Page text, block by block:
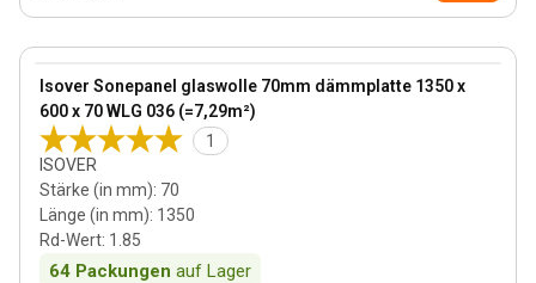
Isover Sonepanel glaswolle 70mm dämmplatte 1350 x
600 x 70 WLG 036 (=7,29m²)
1
ISOVER
Stärke (in mm): 70
Länge (in mm): 1350
Rd-Wert: 1.85
64 Packungen auf Lager
View product